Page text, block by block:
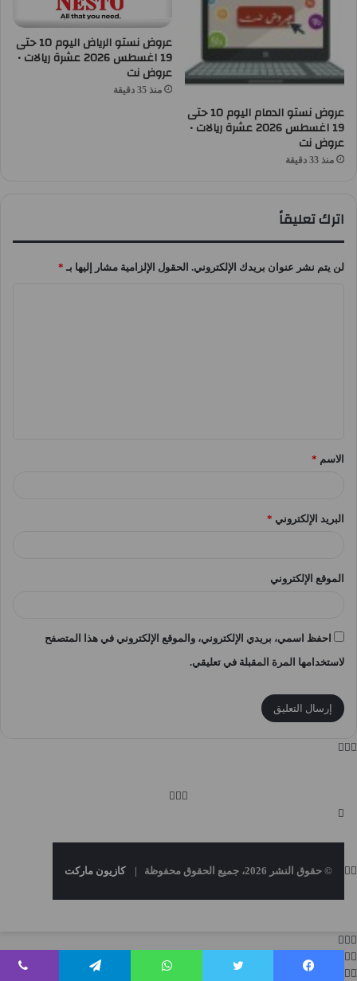
عروض نستو الدمام اليوم 10 حتى
19 اغسطس 2026 عشرة ريالات •
عروض نت
منذ 33 دقيقة
عروض نستو الرياض اليوم 10 حتى
19 اغسطس 2026 عشرة ريالات •
عروض نت
منذ 35 دقيقة
اترك تعليقاً
لن يتم نشر عنوان بريدك الإلكتروني. الحقول الإلزامية مشار إليها بـ *
*الاسم *
البريد الإلكتروني *
الموقع الإلكتروني
احفظ اسمي، بريدي الإلكتروني، والموقع الإلكتروني في هذا المتصفح
لاستخدامها المرة المقبلة في تعليقي.
© حقوق النشر 2026، جميع الحقوق محفوظة | كازيون ماركت